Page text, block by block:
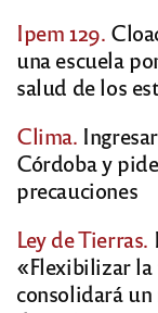
Ipem 129.
una escuela
salud de los
Clima.
Córdoba y
precauciones
Ley de Tierras.
«Flexibilizar
consolidará